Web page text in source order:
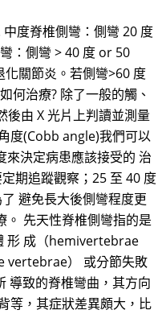
度脊椎側彎：側彎 20 度
：側彎 > 40 度 or 50
化關節炎。若側彎>60 度
何治療? 除了一般的觸、
後由 X 光片上判讀並測量
度(Cobb angle)我們可以
來決定病患應該接受的 治
期追蹤觀察；25 至 40 度
避免長大後側彎程度更
。 先天性脊椎側彎指的是
形 成（hemivertebrae
vertebrae） 或分節失敗
導致的脊椎彎曲，其方向
等，其症狀差異頗大，比